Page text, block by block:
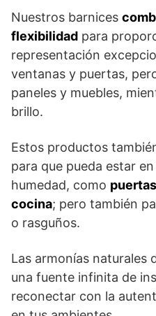
Nuestros barnices
flexibilidad para
representación
ventanas y puertas,
paneles y muebles,
brillo.
Estos productos
para que pueda estar
humedad, como
cocina; pero también
o rasguños.
Las armonías naturales
una fuente infinita de
reconectar con la